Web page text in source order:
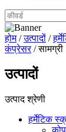
होम/उत्पादों /
कंप्रेसर/ सामग्री
उत्पादों
उत्पाद श्रेणी
हर्मेटिक